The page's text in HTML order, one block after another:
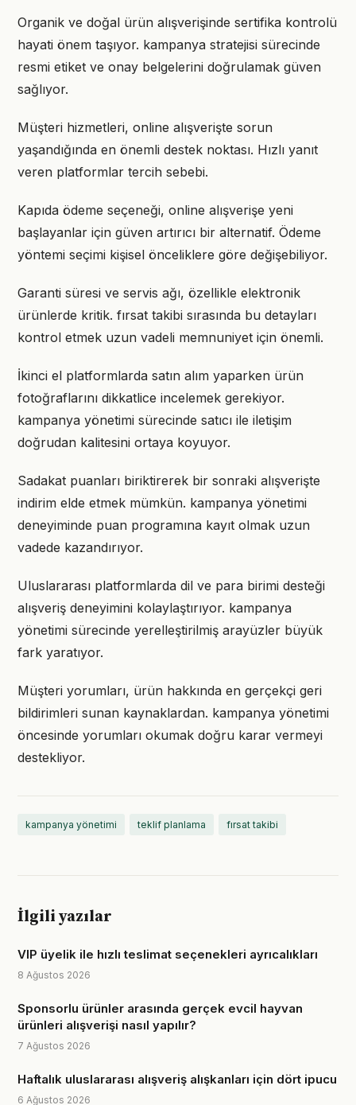
Organik ve doğal ürün alışverişinde sertifika kontrolü
hayati önem taşıyor. kampanya stratejisi sürecinde
resmi etiket ve onay belgelerini doğrulamak güven
sağlıyor.
Müşteri hizmetleri, online alışverişte sorun
yaşandığında en önemli destek noktası. Hızlı yanıt
veren platformlar tercih sebebi.
Kapıda ödeme seçeneği, online alışverişe yeni
başlayanlar için güven artırıcı bir alternatif. Ödeme
yöntemi seçimi kişisel önceliklere göre değişebiliyor.
Garanti süresi ve servis ağı, özellikle elektronik
ürünlerde kritik. fırsat takibi sırasında bu detayları
kontrol etmek uzun vadeli memnuniyet için önemli.
İkinci el platformlarda satın alım yaparken ürün
fotoğraflarını dikkatlice incelemek gerekiyor.
kampanya yönetimi sürecinde satıcı ile iletişim
doğrudan kalitesini ortaya koyuyor.
Sadakat puanları biriktirerek bir sonraki alışverişte
indirim elde etmek mümkün. kampanya yönetimi
deneyiminde puan programına kayıt olmak uzun
vadede kazandırıyor.
Uluslararası platformlarda dil ve para birimi desteği
alışveriş deneyimini kolaylaştırıyor. kampanya
yönetimi sürecinde yerelleştirilmiş arayüzler büyük
fark yaratıyor.
Müşteri yorumları, ürün hakkında en gerçekçi geri
bildirimleri sunan kaynaklardan. kampanya yönetimi
öncesinde yorumları okumak doğru karar vermeyi
destekliyor.
kampanya yönetimi teklif planlama fırsat takibi
İlgili yazılar
VIP üyelik ile hızlı teslimat seçenekleri ayrıcalıkları
8 Ağustos 2026
Sponsorlu ürünler arasında gerçek evcil hayvan
ürünleri alışverişi nasıl yapılır?
7 Ağustos 2026
Haftalık uluslararası alışveriş alışkanları için dört ipucu
6 Ağustos 2026